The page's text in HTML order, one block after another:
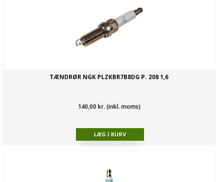
TÆNDRØR NGK PLZKBR7B8DG P. 208 1,6
140,00 kr. (inkl. moms)